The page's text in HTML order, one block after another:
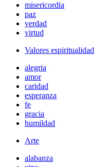
misericordia
paz
verdad
virtud
Valores espiritualidad
alegria
amor
caridad
esperanza
fe
gracia
humildad
Arte
alabanza